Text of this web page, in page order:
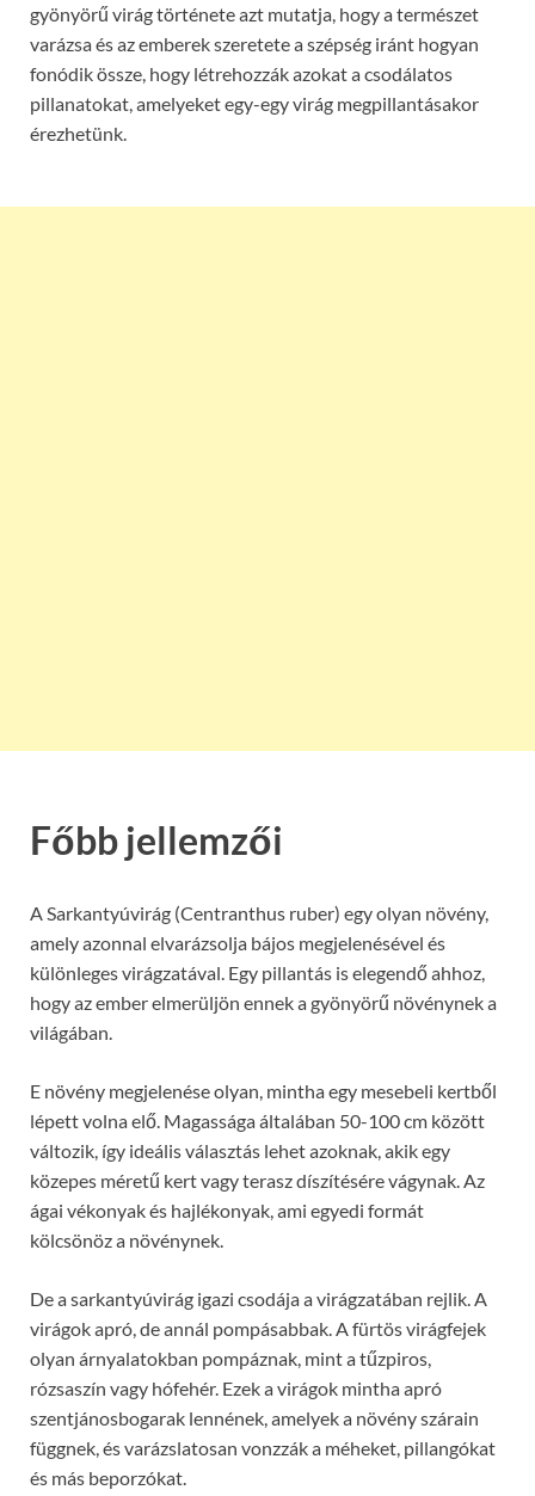
gyönyörű virág története azt mutatja, hogy a természet
varázsa és az emberek szeretete a szépség iránt hogyan
fonódik össze, hogy létrehozzák azokat a csodálatos
pillanatokat, amelyeket egy-egy virág megpillantásakor
érezhetünk.
Főbb jellemzői
A Sarkantyúvirág (Centranthus ruber) egy olyan növény,
amely azonnal elvarázsolja bájos megjelenésével és
különleges virágzatával. Egy pillantás is elegendő ahhoz,
hogy az ember elmerüljön ennek a gyönyörű növénynek a
világában.
E növény megjelenése olyan, mintha egy mesebeli kertből
lépett volna elő. Magassága általában 50-100 cm között
változik, így ideális választás lehet azoknak, akik egy
közepes méretű kert vagy terasz díszítésére vágynak. Az
ágai vékonyak és hajlékonyak, ami egyedi formát
kölcsönöz a növénynek.
De a sarkantyúvirág igazi csodája a virágzatában rejlik. A
virágok apró, de annál pompásabbak. A fürtös virágfejek
olyan árnyalatokban pompáznak, mint a tűzpiros,
rózsaszín vagy hófehér. Ezek a virágok mintha apró
szentjánosbogarak lennének, amelyek a növény szárain
függnek, és varázslatosan vonzzák a méheket, pillangókat
és más beporzókat.